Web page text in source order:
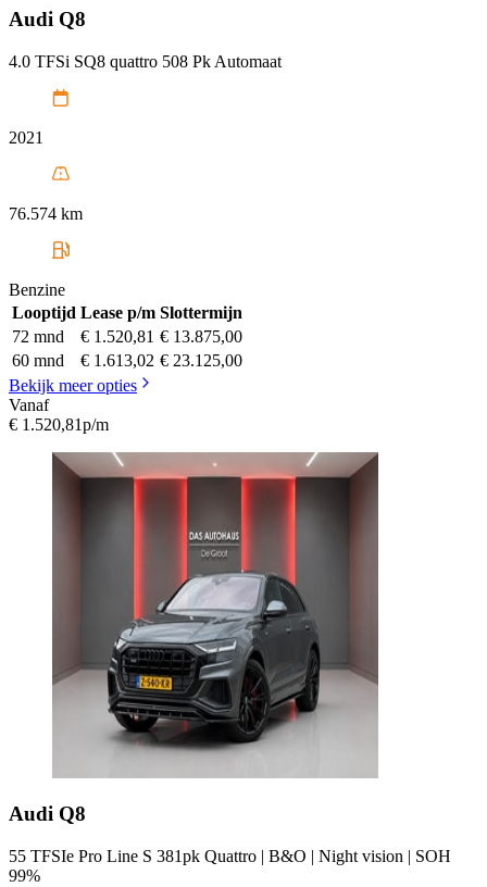
Audi Q8
4.0 TFSi SQ8 quattro 508 Pk Automaat
2021
76.574 km
Benzine
Looptijd Lease p/m Slottermijn
72 mnd
€ 1.520,81 € 13.875,00
60 mnd
€ 1.613,02 € 23.125,00
Bekijk meer opties
Vanaf
€ 1.520,81p/m
Audi Q8
55 TFSIe Pro Line S 381pk Quattro | B&O | Night vision | SOH
99%